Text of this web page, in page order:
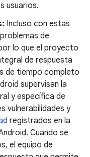
usuarios.
Incluso con estas
de
lo que el proyecto
de respuesta
de tiempo completo
supervisan la
y específica de
vulnerabilidades y
registrados en la
Cuando se
el equipo de